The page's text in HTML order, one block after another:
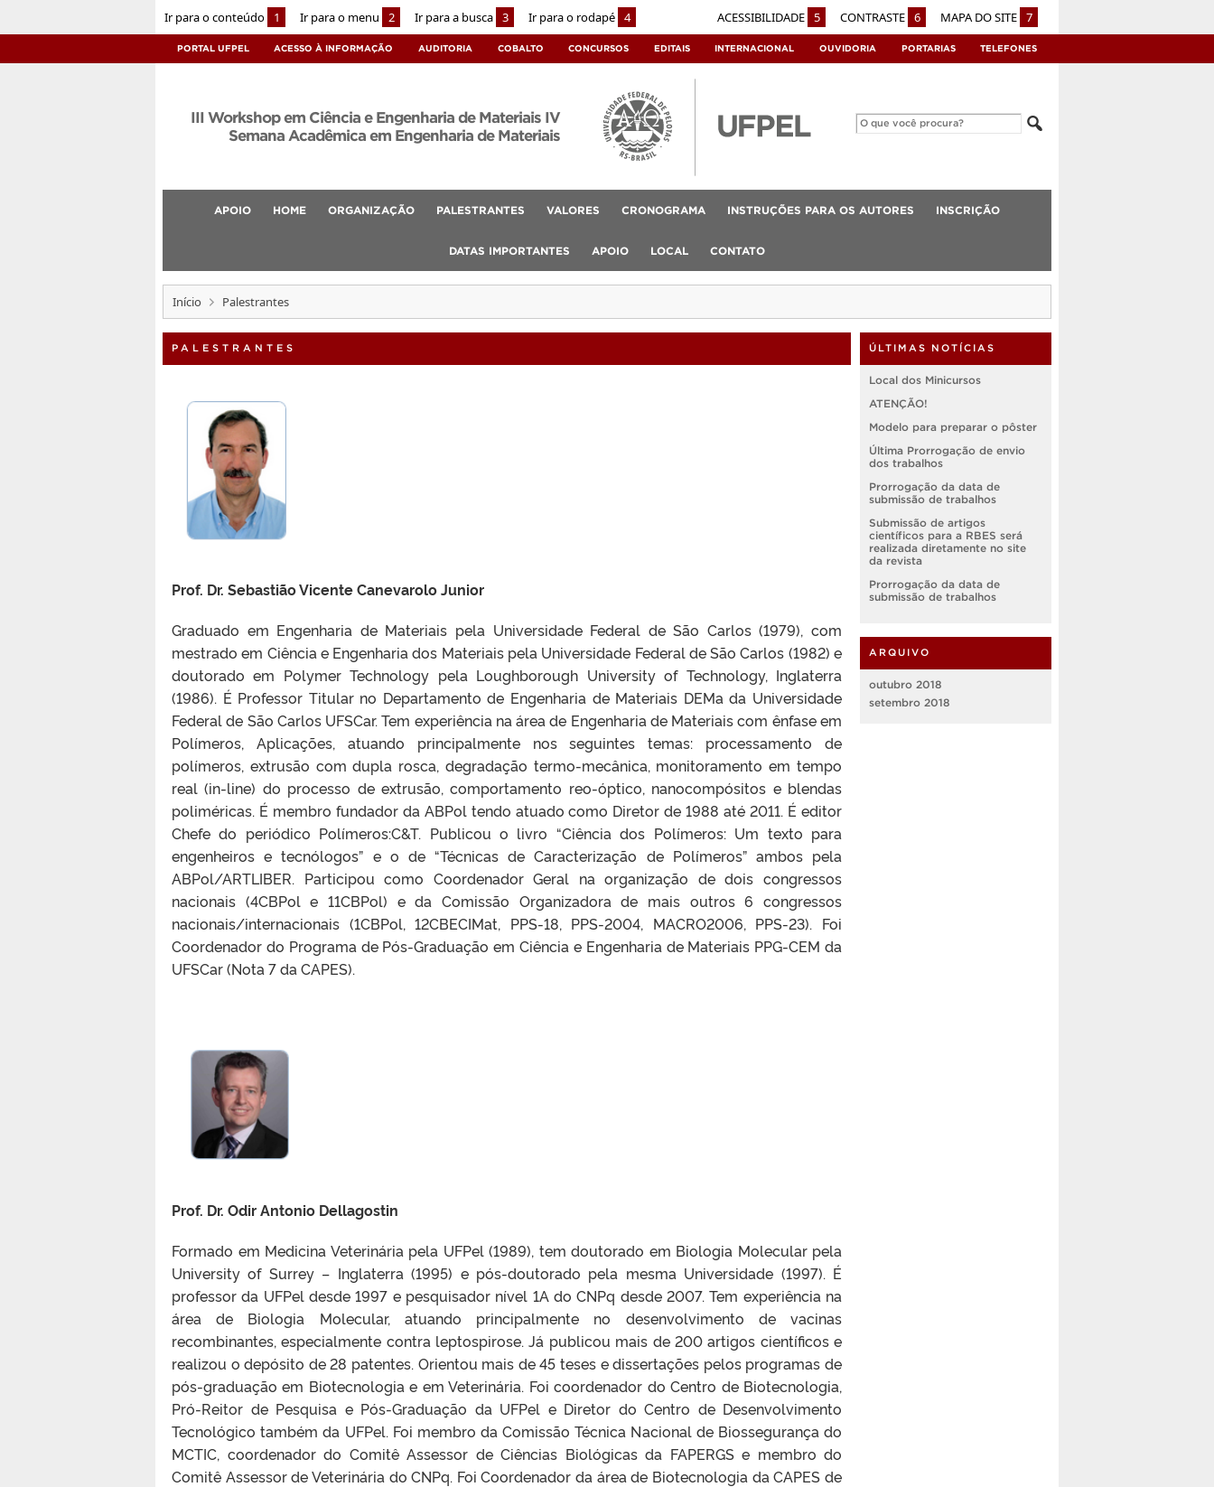
Ir para o conteúdo 1 Ir para o menu 2 Ir para a busca 3 Ir para o rodapé 4 ACESSIBILIDADE 5 CONTRASTE 6 MAPA DO SITE 7
PORTAL UFPEL ACESSO À INFORMAÇÃO AUDITORIA COBALTO CONCURSOS EDITAIS INTERNACIONAL OUVIDORIA PORTARIAS TELEFONES
III Workshop em Ciência e Engenharia de Materiais IV
Semana Acadêmica em Engenharia de Materiais
APOIO HOME ORGANIZAÇÃO PALESTRANTES VALORES CRONOGRAMA INSTRUÇÕES PARA OS AUTORES INSCRIÇÃO
DATAS IMPORTANTES APOIO LOCAL CONTATO
Início Palestrantes
PALESTRANTES
Prof. Dr. Sebastião Vicente Canevarolo Junior
Graduado em Engenharia de Materiais pela Universidade Federal de São Carlos (1979), com
mestrado em Ciência e Engenharia dos Materiais pela Universidade Federal de São Carlos (1982) e
doutorado em Polymer Technology pela Loughborough University of Technology, Inglaterra
(1986). É Professor Titular no Departamento de Engenharia de Materiais DEMa da Universidade
Federal de São Carlos UFSCar. Tem experiência na área de Engenharia de Materiais com ênfase em
Polímeros, Aplicações, atuando principalmente nos seguintes temas: processamento de
polímeros, extrusão com dupla rosca, degradação termo-mecânica, monitoramento em tempo
real (in-line) do processo de extrusão, comportamento reo-óptico, nanocompósitos e blendas
poliméricas. É membro fundador da ABPol tendo atuado como Diretor de 1988 até 2011. É editor
Chefe do periódico Polímeros:C&T. Publicou o livro “Ciência dos Polímeros: Um texto para
engenheiros e tecnólogos” e o de “Técnicas de Caracterização de Polímeros” ambos pela
ABPol/ARTLIBER. Participou como Coordenador Geral na organização de dois congressos
nacionais (4CBPol e 11CBPol) e da Comissão Organizadora de mais outros 6 congressos
nacionais/internacionais (1CBPol, 12CBECIMat, PPS-18, PPS-2004, MACRO2006, PPS-23). Foi
Coordenador do Programa de Pós-Graduação em Ciência e Engenharia de Materiais PPG-CEM da
UFSCar (Nota 7 da CAPES).
Prof. Dr. Odir Antonio Dellagostin
Formado em Medicina Veterinária pela UFPel (1989), tem doutorado em Biologia Molecular pela
University of Surrey – Inglaterra (1995) e pós-doutorado pela mesma Universidade (1997). É
professor da UFPel desde 1997 e pesquisador nível 1A do CNPq desde 2007. Tem experiência na
área de Biologia Molecular, atuando principalmente no desenvolvimento de vacinas
recombinantes, especialmente contra leptospirose. Já publicou mais de 200 artigos científicos e
realizou o depósito de 28 patentes. Orientou mais de 45 teses e dissertações pelos programas de
pós-graduação em Biotecnologia e em Veterinária. Foi coordenador do Centro de Biotecnologia,
Pró-Reitor de Pesquisa e Pós-Graduação da UFPel e Diretor do Centro de Desenvolvimento
Tecnológico também da UFPel. Foi membro da Comissão Técnica Nacional de Biossegurança do
MCTIC, coordenador do Comitê Assessor de Ciências Biológicas da FAPERGS e membro do
Comitê Assessor de Veterinária do CNPq. Foi Coordenador da área de Biotecnologia da CAPES de
ÚLTIMAS NOTÍCIAS
Local dos Minicursos
ATENÇÃO!
Modelo para preparar o pôster
Última Prorrogação de envio
dos trabalhos
Prorrogação da data de
submissão de trabalhos
Submissão de artigos
científicos para a RBES será
realizada diretamente no site
da revista
Prorrogação da data de
submissão de trabalhos
ARQUIVO
outubro 2018
setembro 2018